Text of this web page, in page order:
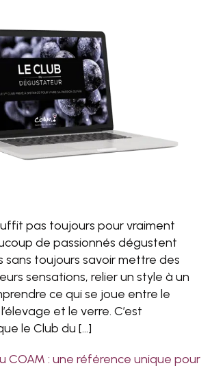
pas toujours pour vraiment
de passionnés dégustent
sans toujours savoir mettre des
sensations, relier un style à un
ce qui se joue entre le
et le verre. C’est
le Club du […]
COAM : une référence unique pour